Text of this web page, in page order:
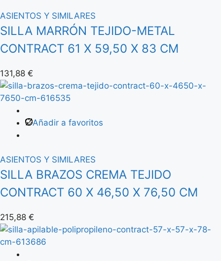
ASIENTOS Y SIMILARES
SILLA MARRÓN TEJIDO-METAL
CONTRACT 61 X 59,50 X 83 CM
131,88 €
Añadir a favoritos
ASIENTOS Y SIMILARES
SILLA BRAZOS CREMA TEJIDO
CONTRACT 60 X 46,50 X 76,50 CM
215,88 €